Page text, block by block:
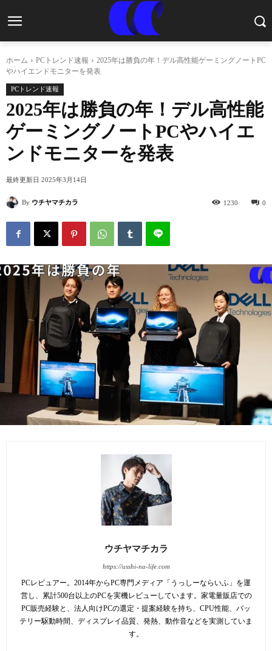
ホーム PCトレンド速報
2025年は勝負の年！デル高性能ゲーミングノートPC
やハイエンドモニターを発表
PCトレンド速報
2025年は勝負の年！デル高性能
ゲーミングノートPCやハイエ
ンドモニターを発表
最終更新日 2025年3月14日
By ウチヤマチカラ 0
1230
ウチヤマチカラ
https://usshi-na-life.com
PCレビュアー。2014年からPC専門メディア「うっしーならいふ」を運
営し、累計500台以上のPCを実機レビューしています。家電量販店での
PC販売経験と、法人向けPCの選定・提案経験を持ち、CPU性能、バッ
テリー駆動時間、ディスプレイ品質、発熱、動作音などを実測していま
す。